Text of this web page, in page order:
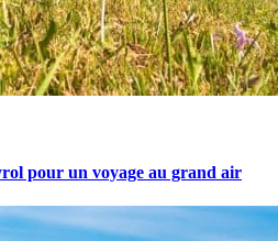
pour un voyage au grand air